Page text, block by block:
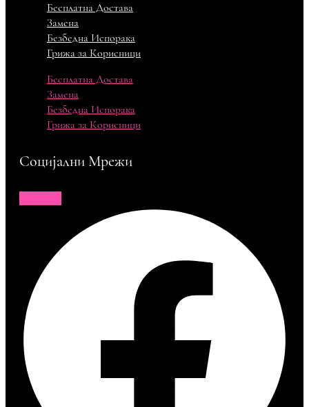
Бесплатна Достава
Замена
Безбедна Испорака
Грижа за Корисници
Бесплатна Достава
Замена
Безбедна Испорака
Грижа за Корисници
Социјални Мрежи